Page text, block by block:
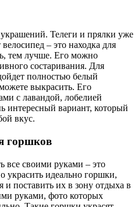
Телеги и прялки уже
– это находка для
тем лучше. Его можно
состаривания. Для
полностью белый
выкрасить. Его
с лавандой, лобелией
интересный вариант, который
вкус.
горшков
все своими руками – это
украсить идеально горшки,
и поставить их в зону отдыха в
руками, фото которых